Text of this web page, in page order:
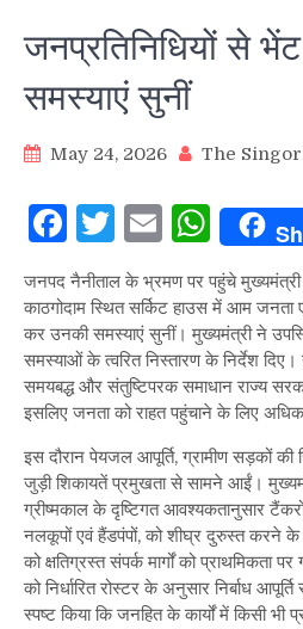
जनप्रतिनिधियों से
समस्याएं सुनीं
May 24, 2026 The
Facebook
Twitter
Email
जनपद नैनीताल के भ्रमण पर पहुंचे मुख्यमंत्री
काठगोदाम स्थित सर्किट हाउस में आम जनता
कर उनकी समस्याएं सुनीं। मुख्यमंत्री ने
समस्याओं के त्वरित निस्तारण के निर्देश
समयबद्ध और संतुष्टिपरक समाधान राज्य
इसलिए जनता को राहत पहुंचाने के लिए
इस दौरान पेयजल आपूर्ति, ग्रामीण सड़कों की
जुड़ी शिकायतें प्रमुखता से सामने आईं।
ग्रीष्मकाल के दृष्टिगत आवश्यकतानुसार
नलकूपों एवं हैंडपंपों, को शीघ्र दुरुस्त करने के
को क्षतिग्रस्त संपर्क मार्गों को प्राथमिकता
को निर्धारित रोस्टर के अनुसार निर्बाध
स्पष्ट किया कि जनहित के कार्यों में किसी भी